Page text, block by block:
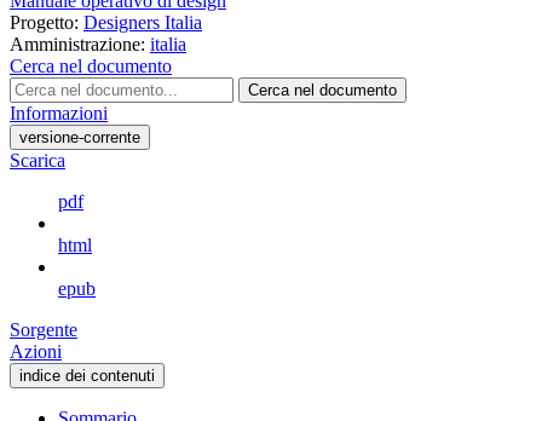
Progetto: Designers Italia
Amministrazione: italia
Cerca nel documento
Cerca nel documento
Informazioni
versione-corrente
Scarica
pdf
html
epub
Sorgente
Azioni
indice dei contenuti